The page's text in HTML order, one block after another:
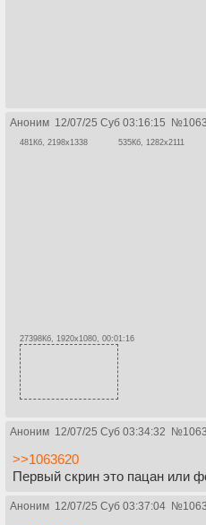
Аноним 12/07/25 Суб 03:16:15 №
481Кб, 2198x1338 535Кб, 1282x2111
27398Кб, 1920x1080, 00:01:16
Аноним 12/07/25 Суб 03:34:32 №
>>1063620
Первый скрин это пацан или
Аноним 12/07/25 Суб 03:37:04 №